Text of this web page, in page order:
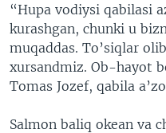
“Hupa vodiysi qabilasi
kurashgan, chunki u
muqaddas. To’siqlar
xursandmiz. Ob-hayot
Tomas Jozef, qabila
Salmon baliq okean va